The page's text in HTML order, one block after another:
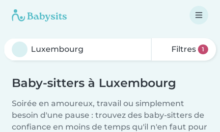
Filtres 1
Baby-sitters à Luxembourg
Soirée en amoureux, travail ou simplement
besoin d'une pause : trouvez des baby-sitters de
confiance en moins de temps qu'il n'en faut pour